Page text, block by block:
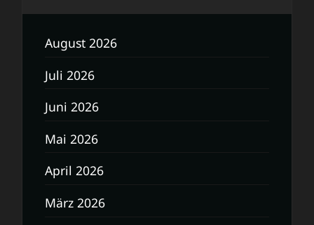
August 2026
Juli 2026
Juni 2026
Mai 2026
April 2026
März 2026